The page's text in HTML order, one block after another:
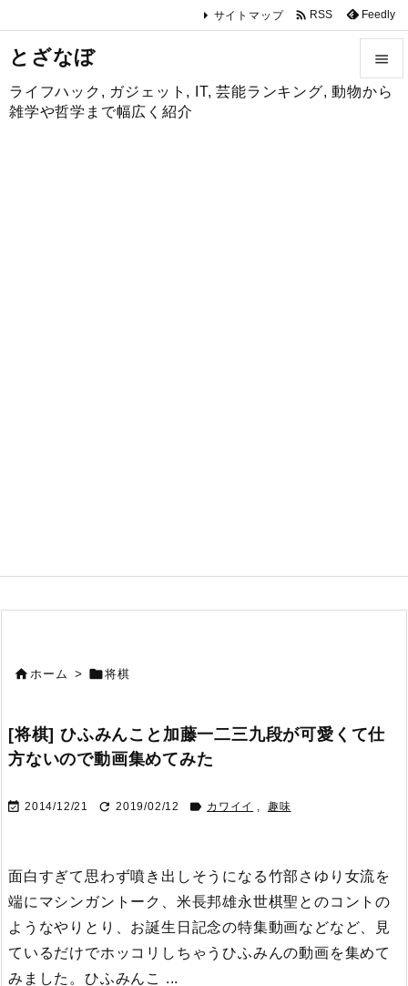
とざなぼ
ライフハック, ガジェット, IT, 芸能ランキング, 動物から
雑学や哲学まで幅広く紹介


サイトマップ  RSS Feedly
ホーム > 将棋
[将棋] ひふみんこと加藤一二三九段が可愛くて仕
方ないので動画集めてみた
 2014/12/21  2019/02/12  カワイイ , 趣味
面白すぎて思わず噴き出しそうになる竹部さゆり女流を
端にマシンガントーク、米長邦雄永世棋聖とのコントの
ようなやりとり、お誕生日記念の特集動画などなど、見
ているだけでホッコリしちゃうひふみんの動画を集めて
みました。 ひふみんこ ...